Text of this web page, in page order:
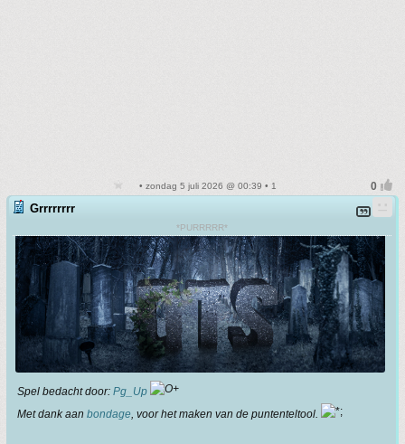
• zondag 5 juli 2026 @ 00:39 • 1
Grrrrrrrr
*PURRRRR*
Spel bedacht door: Pg_Up
Met dank aan bondage , voor het maken van de puntenteltool.